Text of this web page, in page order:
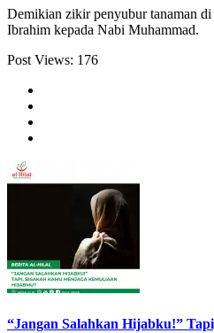
Demikian zikir penyubur tanaman
Ibrahim kepada Nabi Muhammad.
Post Views: 176
“Jangan Salahkan Hijabku!”